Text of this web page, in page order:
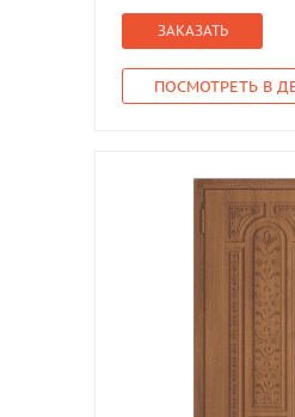
ЗАКАЗАТЬ
ПОСМОТРЕТЬ В